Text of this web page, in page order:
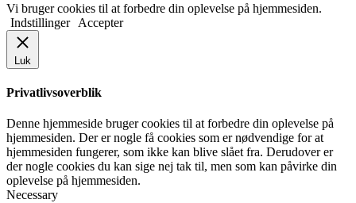
Vi bruger cookies til at forbedre din oplevelse på hjemmesiden.
Indstillinger
Accepter
Luk
Privatlivsoverblik
Denne hjemmeside bruger cookies til at forbedre din oplevelse på
hjemmesiden. Der er nogle få cookies som er nødvendige for at
hjemmesiden fungerer, som ikke kan blive slået fra. Derudover er
der nogle cookies du kan sige nej tak til, men som kan påvirke din
oplevelse på hjemmesiden.
Necessary